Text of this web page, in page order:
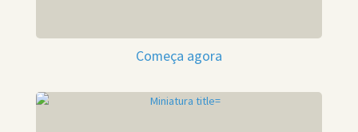
Começa agora